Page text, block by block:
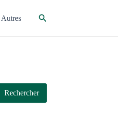
Autres Rechercher
Rechercher